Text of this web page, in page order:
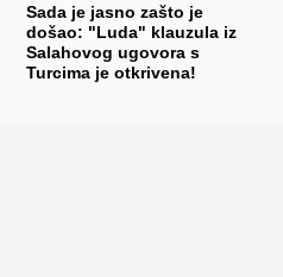
Sada je jasno zašto je
došao: "Luda" klauzula iz
Salahovog ugovora s
Turcima je otkrivena!